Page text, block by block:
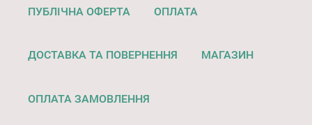
ПУБЛІЧНА ОФЕРТА ОПЛАТА
ДОСТАВКА ТА ПОВЕРНЕННЯ МАГАЗИН
ОПЛАТА ЗАМОВЛЕННЯ